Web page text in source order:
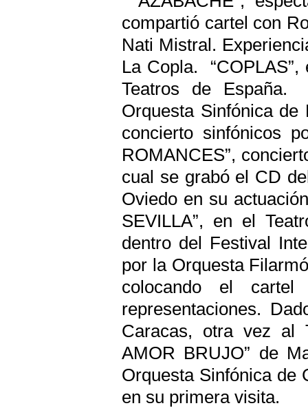
compartió cartel con
Nati Mistral.
La Copla.
Teatros de España.
Orquesta Sinfónica
concierto sinfónicos
ROMANCES”,
cual se grabó el CD
Oviedo en su
SEVILLA”, en el
dentro del Festival
por la Orquesta
colocando el
representaciones.
Caracas, otra vez al
AMOR BRUJO” de
Orquesta Sinfónica de
en su primera visita.